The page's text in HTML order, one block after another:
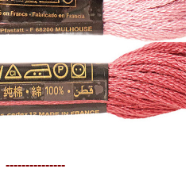
---------------